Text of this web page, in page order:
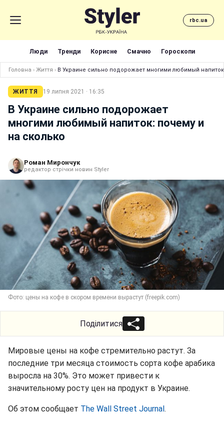
rbc.ua
Люди Тренди Корисне Смачно Гороскопи
Головна › Життя › В Украине сильно подорожает многими любимый
ЖИТТЯ 19 липня 2021 · 16:35
В Украине сильно подорожает
многими любимый напиток: почему и
на сколько
Роман Мирончук
редактор стрічки новин Styler
Фото: цены на кофе в скором времени вырастут (freepik.com)
Поділитися
Мировые цены на кофе стремительно растут. За
последние три месяца стоимость сорта кофе арабика
выросла на 30%. Это может привести к
значительному росту цен на продукт в Украине.
Об этом сообщает The Wall Street Journal.